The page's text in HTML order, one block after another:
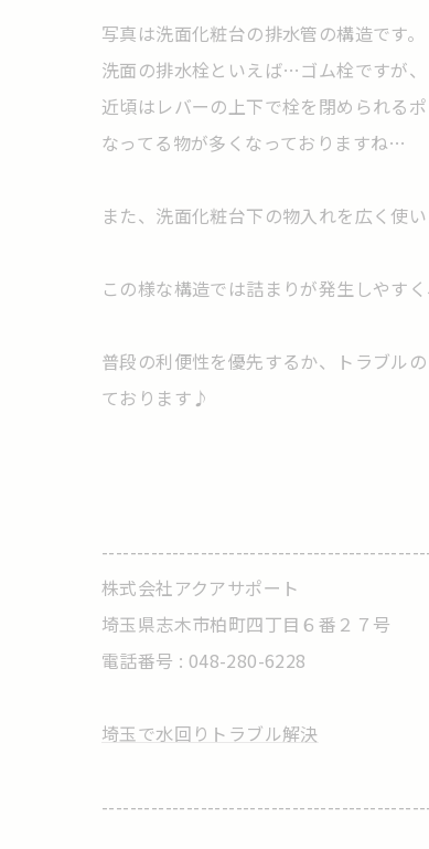
写真は洗面化粧台の排水管の構造です。
洗面の排水栓といえば…ゴム栓ですが、
近頃はレバーの上下で栓を閉められる
なってる物が多くなっておりますね…
また、洗面化粧台下の物入れを広く使
この様な構造では詰まりが発生しやす
普段の利便性を優先するか、トラブル
ております♪
株式会社アクアサポート
埼玉県志木市柏町四丁目６番２７号
電話番号 : 048-280-6228
埼玉で水回りトラブル解決